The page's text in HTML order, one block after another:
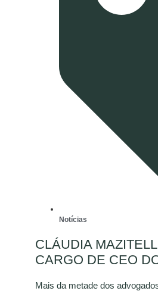
Notícias
CLÁUDIA
CARGO DE CEO
Mais da metade dos